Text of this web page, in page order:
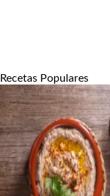
Recetas Populares